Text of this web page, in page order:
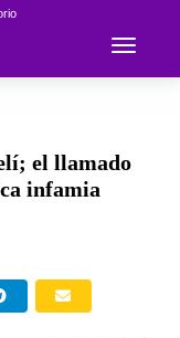
Toggle
el llamado
infamia